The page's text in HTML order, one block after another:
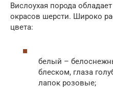
Вислоухая порода
окрасов шерсти. Широко
цвета:
белый –
блеском, глаза
лапок розовые;